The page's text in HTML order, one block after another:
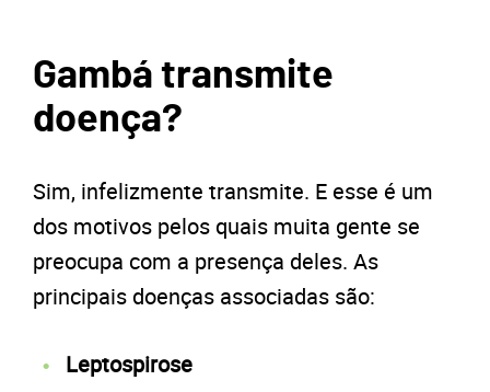
Gambá transmite
doença?
Sim, infelizmente transmite. E esse é um
dos motivos pelos quais muita gente se
preocupa com a presença deles. As
principais doenças associadas são:
Leptospirose